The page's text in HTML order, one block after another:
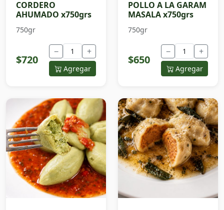
CORDERO
AHUMADO x750grs
750gr
$720
− +
Agregar
POLLO A LA GARAM
MASALA x750grs
750gr
$650
− +
Agregar